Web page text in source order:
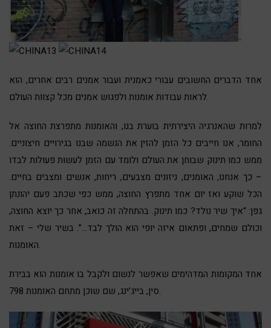
אחד הדברים החשובים עבורי כאמנית ועבור אמנים רבים אחרים, הוא
לראות עבודות אומנות ולפגוש אמנים מכל קצוות העולם.
למרות שהאנרגיה היצירתית בוערת בנו, והאומנות מתפרצת החוצה אל
החומר, אנו חייבים כל הזמן להזין את הנשמה שבנו בגירויים חיצוניים.
ממש כמו תינוק שבוחן את העולם ולומד עם הזמן לעשות פעולות לבדו
– כך אנחנו, האומנים, ניזונים מצבעים, ריחות, אנשים ומצבים בחיים.
הכל שוקע ואז יום אחד מתפרץ החוצה, ממש כפי שכתב פעם יהונתן
גפן: “איך שיר נולד? כמו תינוק. בהתחלה זה כואב, אחר כך יוצא החוצה,
וכולם שמחים, ופתאום איזה יופי הוא הולך לבד…”. בשיר שלי – זאת
האומנות.
אחד המקומות המדהימים שאפשר לנשום ולקבל בו אומנות הוא בבירת
סין, בייג’ינג, שם שוכן מתחם האומנות 798.